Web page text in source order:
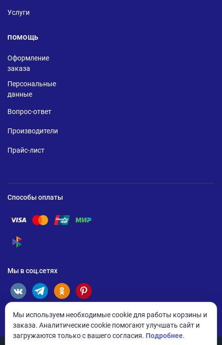
Услуги
ПОМОЩЬ
Оформление
заказа
Персональные
данные
Вопрос-ответ
Производители
Прайс-лист
Способы оплаты
Помощь по оплате Visa
Помощь по оплате Mastercard
Помощь по оплате UnionPay
Помощь по оплате Мир
Помощь по оплате СБП
Мы в соц.сетях
Мы используем необходимые cookie для работы корзины и
заказа. Аналитические cookie помогают улучшать сайт и
загружаются только с вашего согласия. Подробнее.